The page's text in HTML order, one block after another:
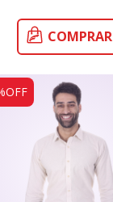
COMPRAR